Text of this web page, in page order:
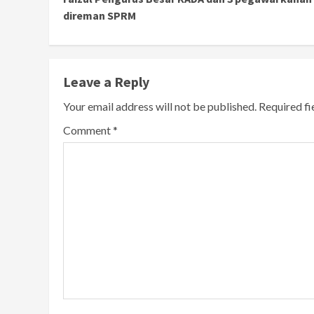
Reading
direman SPRM
Leave a Reply
Your email address will not be published. Required
Comment*